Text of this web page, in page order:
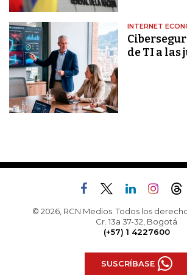
INTERNET
de TI a las
© 2026, RCN Medios. Todos los
Cr. 13a 37-32, Bogotá
(+57) 1 4227600
SUSCRÍBASE